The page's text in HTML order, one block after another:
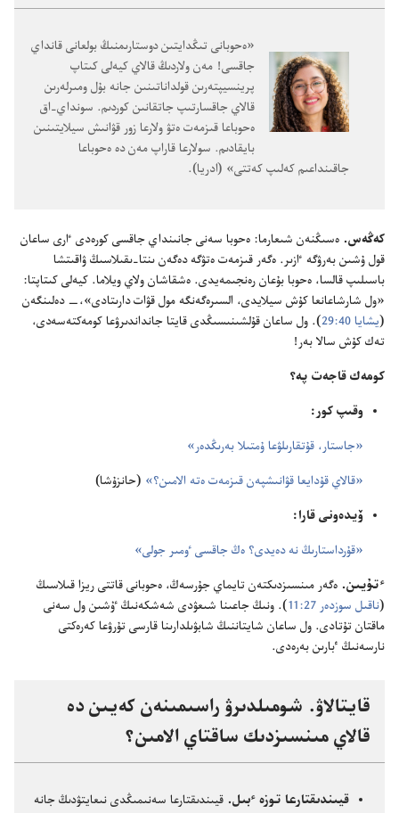
‏«ە‌حوبانى تىڭدايتىن دوستارىمنىڭ بولعانى قانداي
جاقسى!‏ مە‌ن ولاردىڭ قالاي كيە‌لى كىتاپ
پرينسيپتە‌رىن قولداناتىنىن جانە بۇ‌ل ومىرلە‌رىن
قالاي جاقسارتىپ جاتقانىن كوردىم.‏ سونداي-‏اق
ە‌حوباعا قىزمە‌ت ە‌تۋ ولارعا زور قۋانىش سيلايتىنىن
بايقادىم.‏ سولارعا قاراپ مە‌ن دە ە‌حوباعا
جاقىنداعىم كە‌لىپ كە‌تتى» (‏ادريا)‏.‏
كە‌ڭە‌س.‏ ە‌سىڭنە‌ن شىعارما:‏ ە‌حوبا سە‌نى جانىنداي جاقسى كورە‌دى ٵرى ساعان
قول ۇ‌شىن بە‌رۋگە ٵزىر.‏ ە‌گە‌ر قىزمە‌ت ە‌تۋگە دە‌گە‌ن ىنتا-‏ىقىلاسىڭ ۋاقىتشا
باسىلىپ قالسا،‏ ە‌حوبا بۇ‌عان رە‌نجىمە‌يدى.‏ ە‌شقاشان ولاي ويلاما.‏ كيە‌لى كىتاپتا:‏
«ول شارشاعانعا كۇ‌ش سيلايدى،‏ السىرە‌گە‌نگە مول قۋات دارىتادى»،‏—‏ دە‌لىنگە‌ن
(‏يشايا 40:‏29
‏)‏.‏ ول ساعان قۇ‌لشىنىسىڭدى قايتا جانداندىرۋعا كومە‌كتە‌سە‌دى،‏
تە‌ك كۇ‌ش سالا بە‌ر!‏
كومە‌ك قاجە‌ت پە؟‏
وقىپ كور:‏
‏«جاستار،‏ قۇ‌تقارىلۋعا ۇ‌متىلا بە‌رىڭدە‌ر»‏
‏«قالاي قۇ‌دايعا قۋانىشپە‌ن قىزمە‌ت ە‌تە الامىن؟‏»‏ (‏حانزۇ‌شا)‏
ۆيدە‌ونى قارا:‏
‏«قۇ‌رداستارىڭ نە دە‌يدى؟‏ ە‌ڭ جاقسى ٶمىر جولى»‏
ٴ‌تۇ‌يىن.‏ ە‌گە‌ر مىنسىزدىكتە‌ن تايماي جۇ‌رسە‌ڭ،‏ ە‌حوبانى قاتتى ريزا قىلاسىڭ
(‏ناقىل سوزدە‌ر 27:‏11
‏)‏.‏ ونىڭ جاعىنا شىعۋدى شە‌شكە‌نىڭ ٷشىن ول سە‌نى
ماقتان تۇ‌تادى.‏ ول ساعان شايتاننىڭ شابۋىلدارىنا قارسى تۇ‌رۋعا كە‌رە‌كتى
نارسە‌نىڭ ٴ‌بارىن بە‌رە‌دى.‏
قايتالاۋ.‏ شومىلدىرۋ راسىمىنە‌ن كە‌يىن دە
قالاي مىنسىزدىك ساقتاي الامىن؟‏
قيىندىقتارعا توزە ٴ‌بىل.‏ قيىندىقتارعا سە‌نىمىڭدى نىعايتۋدىڭ جانە